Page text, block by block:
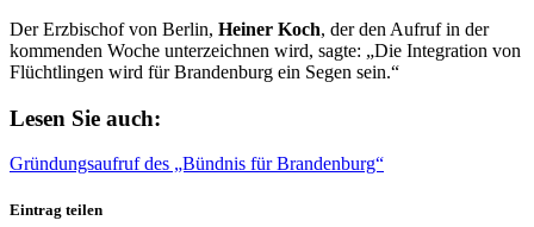
Der Erzbischof von Berlin, Heiner Koch, der den Aufruf in der
kommenden Woche unterzeichnen wird, sagte: „Die Integration von
Flüchtlingen wird für Brandenburg ein Segen sein.“
Lesen Sie auch:
Gründungsaufruf des „Bündnis für Brandenburg“
Eintrag teilen